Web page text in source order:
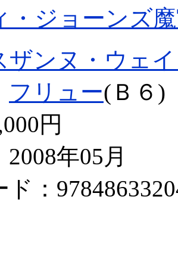
・ジョーンズ
ザンヌ・ウェ
フリュー(Ｂ６)
円
年05月
：